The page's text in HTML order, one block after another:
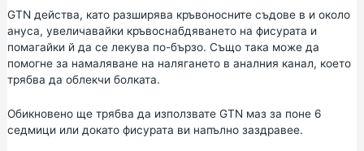
GTN действа, като разширява кръвоносните съдове в и около
ануса, увеличавайки кръвоснабдяването на фисурата и
помагайки й да се лекува по-бързо. Също така може да
помогне за намаляване на налягането в аналния канал, което
трябва да облекчи болката.
Обикновено ще трябва да използвате GTN маз за поне 6
седмици или докато фисурата ви напълно заздравее.